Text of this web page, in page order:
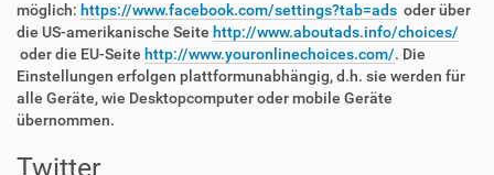
möglich: https://www.facebook.com/settings?tab=ads oder über
die US-amerikanische Seite http://www.aboutads.info/choices/
oder die EU-Seite http://www.youronlinechoices.com/. Die
Einstellungen erfolgen plattformunabhängig, d.h. sie werden für
alle Geräte, wie Desktopcomputer oder mobile Geräte
übernommen.
Twitter